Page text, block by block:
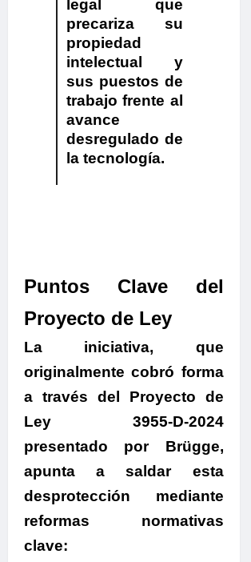
legal que
precariza su
propiedad
intelectual y
sus puestos de
trabajo frente al
avance
desregulado de
la tecnología.
Puntos Clave del
Proyecto de Ley
La iniciativa, que
originalmente cobró forma
a través del Proyecto de
Ley 3955-D-2024
presentado por Brügge,
apunta a saldar esta
desprotección mediante
reformas normativas
clave: